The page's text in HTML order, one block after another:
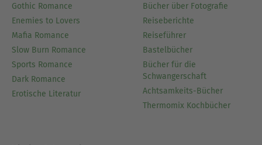
Gothic Romance
Enemies to Lovers
Mafia Romance
Slow Burn Romance
Sports Romance
Dark Romance
Erotische Literatur
Bücher über Fotografie
Reiseberichte
Reiseführer
Bastelbücher
Bücher für die
Schwangerschaft
Achtsamkeits-Bücher
Thermomix Kochbücher